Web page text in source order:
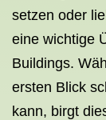
setzen oder
eine wichtige
Buildings.
ersten Blick
kann, birgt